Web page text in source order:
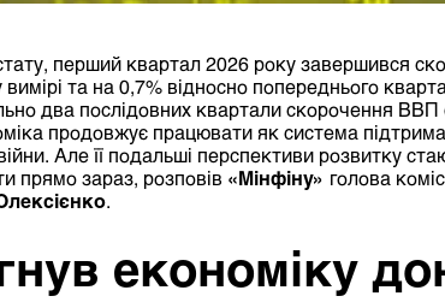
перший квартал 2026 року завершився
вимірі та на 0,7% відносно попереднього
два послідовних квартали скорочення ВВП
продовжує працювати як система
Але її подальші перспективи розвитку
прямо зараз, розповів «Мінфіну» голова
.
економіку